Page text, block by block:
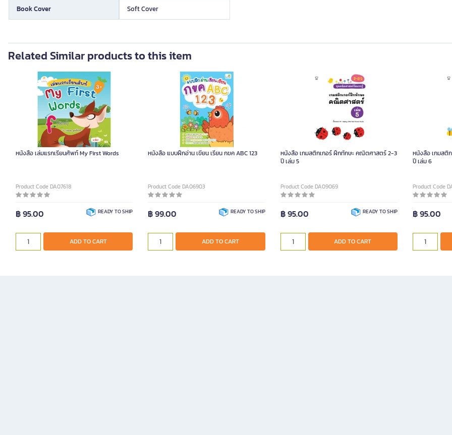
Book Cover Soft Cover
Related Similar products to this item
หนังสือ เล่มแรกเรียนศัพท์ My First Words
Product Code DA07618
฿ 95.00 READY TO SHIP
ADD TO CART
หนังสือ แบบฝึกอ่าน เขียน เรียน กขค ABC 123
Product Code DA06903
฿ 99.00 READY TO SHIP
ADD TO CART
หนังสือ เกมสติกเกอร์ ฝึกทักษะ คณิตศาสตร์ 2-3
ปี เล่ม 5
Product Code DA09069
฿ 95.00 READY TO SHIP
ADD TO CART
หนังสือ เกมสติ
ปี เล่ม 6
Product Code
฿ 95.00